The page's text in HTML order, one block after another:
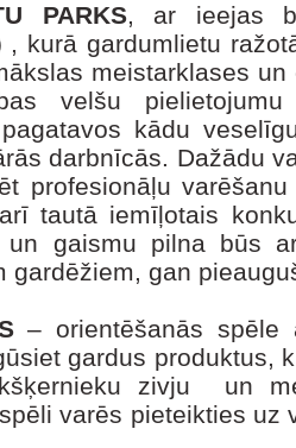
PARKS, ar ieejas
, kurā gardumlietu
meistarklases
velšu
kādu
darbnīcās. Dažādu
profesionāļu
tautā iemīļotais
un gaismu pilna būs
gardēžiem, gan
– orientēšanās spēle
gardus produktus,
zivju un
varēs pieteikties uz